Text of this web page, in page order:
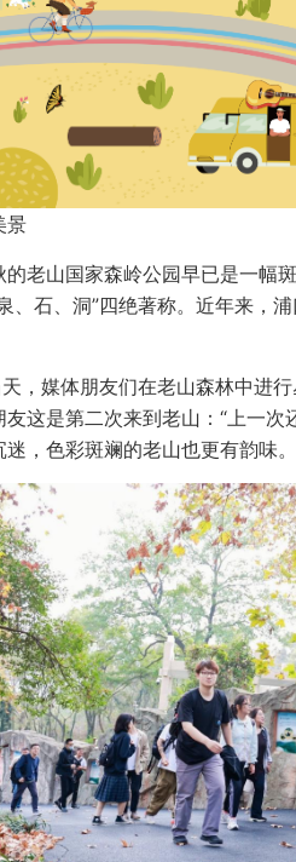
景
老山国家森岭公园早已是一幅
、石、洞”四绝著称。近年来，
，媒体朋友们在老山森林中进
这是第二次来到老山：“上一
，色彩斑斓的老山也更有韵味